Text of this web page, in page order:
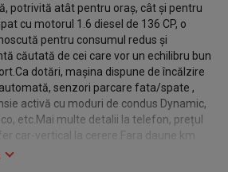
potrivită atât pentru oraș, cât și pentru
cu motorul 1.6 diesel de 136 CP, o
pentru consumul redus și
căutată de cei care vor un echilibru bun
dotări, mașina dispune de încălzire
senzori parcare fata/spate ,
activă cu moduri de condus Dynamic,
etc.Mai multe detalii la telefon, prețul
car-vertical la cerere.Fara daune km